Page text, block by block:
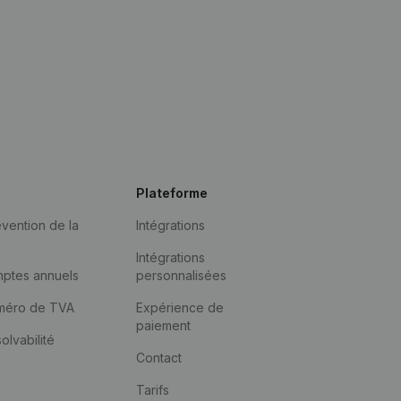
de la
annuels
de TVA
Plateforme
Intégrations
Intégrations
personnalisées
Expérience de
paiement
Contact
Tarifs